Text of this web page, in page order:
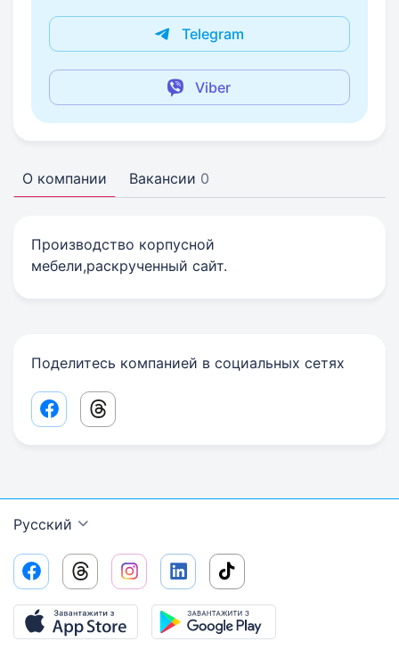
Telegram
Viber
О компании Вакансии 0
Производство корпусной
мебели,раскрученный сайт.
Поделитесь компанией в социальных сетях
Facebook share link
Threads share link
Русский